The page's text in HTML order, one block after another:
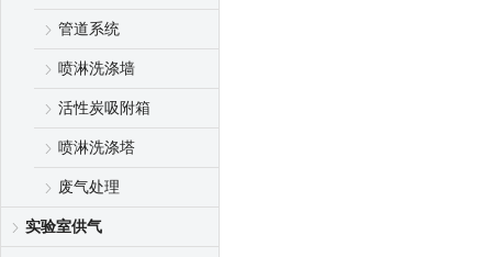
管道系统
喷淋洗涤墙
活性炭吸附箱
喷淋洗涤塔
废气处理
实验室供气